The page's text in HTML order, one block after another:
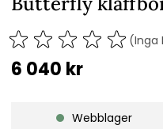
(Inga
6 040 kr
Webblager